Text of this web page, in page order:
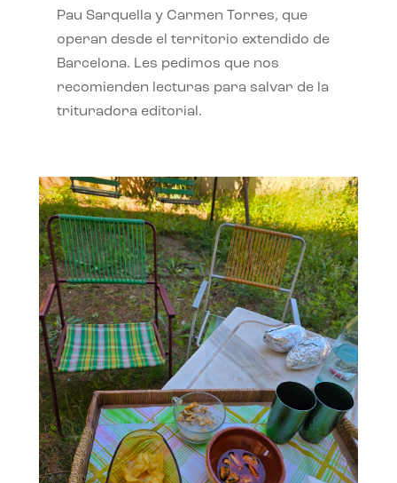
Pau Sarquella y Carmen Torres, que
operan desde el territorio extendido de
Barcelona. Les pedimos que nos
recomienden lecturas para salvar de la
trituradora editorial.